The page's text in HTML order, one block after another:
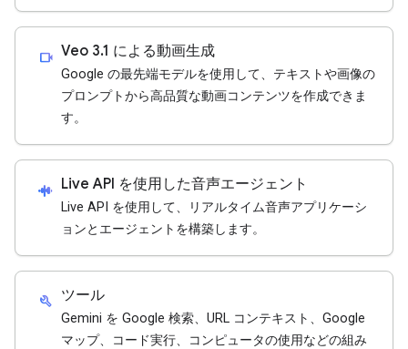
videocam Veo 3.1 による動画生成
Google の最先端モデルを使用して、テキストや画像の
プロンプトから高品質な動画コンテンツを作成できま
す。
android_recorder Live API を使用した音声エージェント
Live API を使用して、リアルタイム音声アプリケーシ
ョンとエージェントを構築します。
build ツール
Gemini を Google 検索、URL コンテキスト、Google
マップ、コード実行、コンピュータの使用などの組み